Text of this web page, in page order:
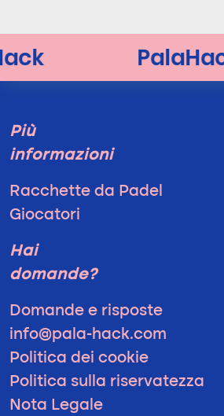
Più
informazioni
Racchette da Padel
Giocatori
Hai
domande?
Domande e risposte
info@pala-hack.com
Politica dei cookie
Politica sulla riservatezza
Nota Legale